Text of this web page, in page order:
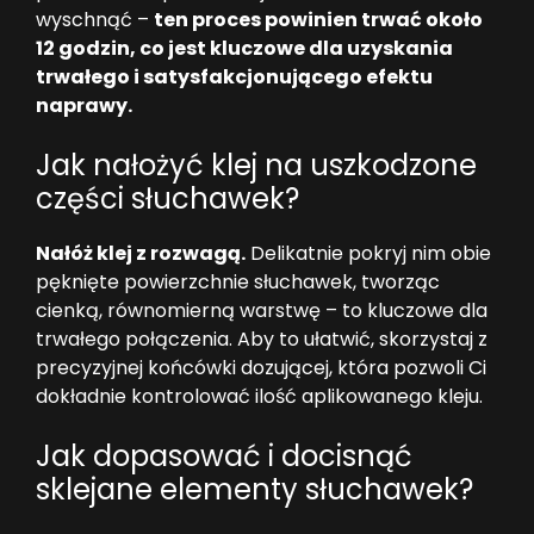
wyschnąć – ten proces powinien trwać około
12 godzin, co jest kluczowe dla uzyskania
trwałego i satysfakcjonującego efektu
naprawy.
Jak nałożyć klej na uszkodzone
części słuchawek?
Nałóż klej z rozwagą. Delikatnie pokryj nim obie
pęknięte powierzchnie słuchawek, tworząc
cienką, równomierną warstwę – to kluczowe dla
trwałego połączenia. Aby to ułatwić, skorzystaj z
precyzyjnej końcówki dozującej, która pozwoli Ci
dokładnie kontrolować ilość aplikowanego kleju.
Jak dopasować i docisnąć
sklejane elementy słuchawek?